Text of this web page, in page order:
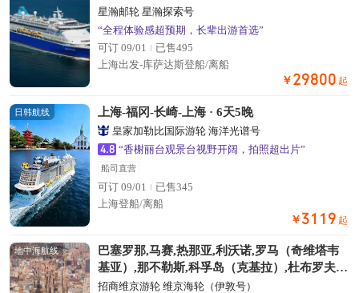
星瀚邮轮 星瀚探索号
“全程体验感超预期，长辈出游首选”
可订 09/01
已售495
上海出发-库萨达斯登船/离船
￥ 29800 起
日韩航线 上海-福冈-长崎-上海 · 6天5晚
皇家加勒比国际游轮 海洋光谱号
4.8 “香榭丽台观景台视野开阔，拍照超出片”
船司直营
可订 09/01
已售345
上海登船/离船
￥ 3119 起
地中海航线
巴塞罗那,马赛,热那亚,利沃诺,罗马（奇维塔韦
基亚）,那不勒斯,科孚岛（克基拉）,杜布罗夫尼
克,希贝尼克, · 13天12晚
招商维京游轮 维京海轮（伊敦号）